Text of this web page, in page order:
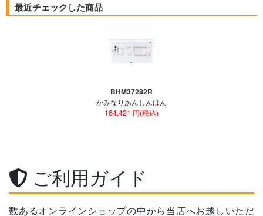
最近チェックした商品
BHM37282R
かみなりあんしんばん
164,421 円(税込)
ご利用ガイド
数あるオンラインショップの中から当店へお越しいただ